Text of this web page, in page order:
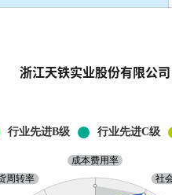
浙江天铁实业股份有限公司